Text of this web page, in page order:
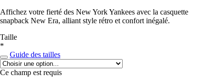
Affichez votre fierté des New York Yankees avec la casquette
snapback New Era, alliant style rétro et confort inégalé.
Taille
*
Guide des tailles
Ce champ est requis